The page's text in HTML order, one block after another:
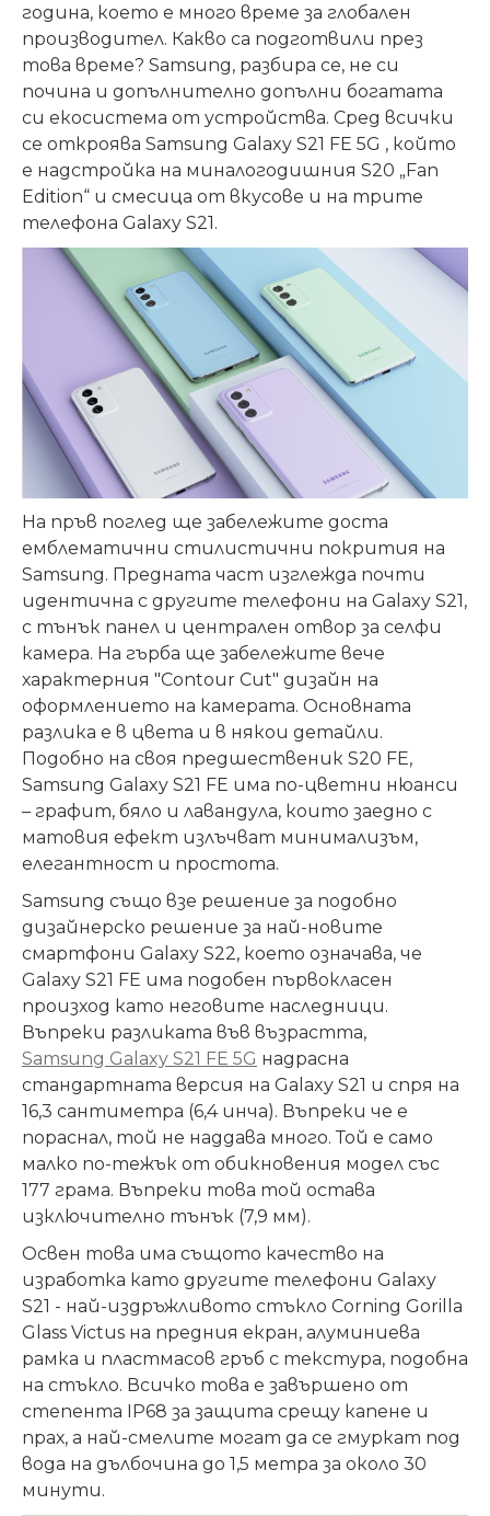
година, което е много време за глобален
производител. Какво са подготвили през
това време? Samsung, разбира се, не си
почина и допълнително допълни богатата
си екосистема от устройства. Сред всички
се откроява Samsung Galaxy S21 FE 5G , който
е надстройка на миналогодишния S20 „Fan
Edition“ и смесица от вкусове и на трите
телефона Galaxy S21.
На пръв поглед ще забележите доста
емблематични стилистични покрития на
Samsung. Предната част изглежда почти
идентична с другите телефони на Galaxy S21,
с тънък панел и централен отвор за селфи
камера. На гърба ще забележите вече
характерния "Contour Cut" дизайн на
оформлението на камерата. Основната
разлика е в цвета и в някои детайли.
Подобно на своя предшественик S20 FE,
Samsung Galaxy S21 FE има по-цветни нюанси
– графит, бяло и лавандула, които заедно с
матовия ефект излъчват минимализъм,
елегантност и простота.
Samsung също взе решение за подобно
дизайнерско решение за най-новите
смартфони Galaxy S22, което означава, че
Galaxy S21 FE има подобен първокласен
произход като неговите наследници.
Въпреки разликата във възрастта,
Samsung Galaxy S21 FE 5G надрасна
стандартната версия на Galaxy S21 и спря на
16,3 сантиметра (6,4 инча). Въпреки че е
пораснал, той не наддава много. Той е само
малко по-тежък от обикновения модел със
177 грама. Въпреки това той остава
изключително тънък (7,9 мм).
Освен това има същото качество на
изработка като другите телефони Galaxy
S21 - най-издръжливото стъкло Corning Gorilla
Glass Victus на предния екран, алуминиева
рамка и пластмасов гръб с текстура, подобна
на стъкло. Всичко това е завършено от
степента IP68 за защита срещу капене и
прах, а най-смелите могат да се гмуркат под
вода на дълбочина до 1,5 метра за около 30
минути.